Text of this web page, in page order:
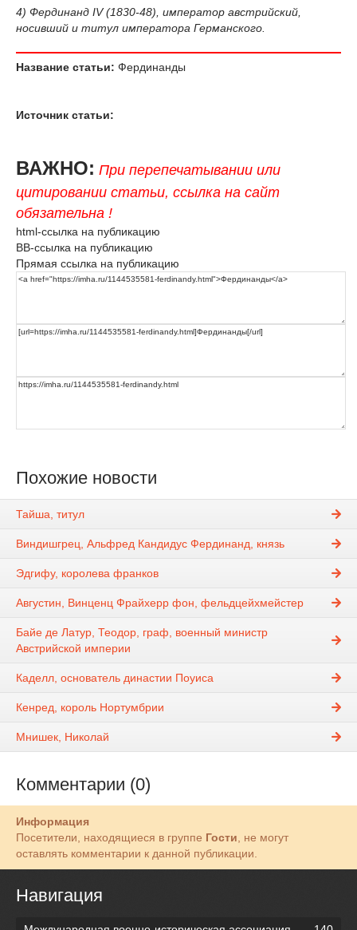
4) Фердинанд IV (1830-48), император австрийский,
носивший и титул императора Германского.
Название статьи: Фердинанды
Источник статьи:
ВАЖНО: При перепечатывании или
цитировании статьи, ссылка на сайт
обязательна !
html-ссылка на публикацию
BB-ссылка на публикацию
Прямая ссылка на публикацию
Похожие новости
Тайша, титул
Виндишгрец, Альфред Кандидус Фердинанд, князь
Эдгифу, королева франков
Августин, Винценц Фрайхерр фон, фельдцейхмейстер
Байе де Латур, Теодор, граф, военный министр
Австрийской империи
Каделл, основатель династии Поуиса
Кенред, король Нортумбрии
Мнишек, Николай
Комментарии (0)
Информация
Посетители, находящиеся в группе Гости, не могут
оставлять комментарии к данной публикации.
Навигация